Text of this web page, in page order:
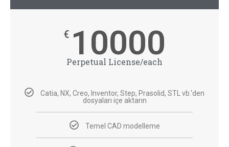
€ 10000
Perpetual License/each
Catia, NX, Creo, Inventor, Step, Prasolid, STL vb.'den
dosyaları içe aktarın
Temel CAD modelleme